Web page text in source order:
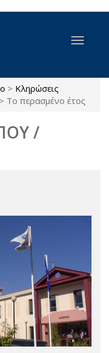
Toggle
> Κληρώσεις
> Το περασμένο έτος
/